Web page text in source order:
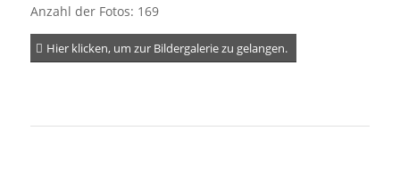
Anzahl der Fotos: 169
Hier klicken, um zur Bildergalerie zu gelangen.